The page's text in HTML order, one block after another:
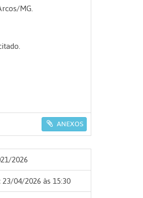
MG.
ANEXOS
2026
23/04/2026 às 15:30